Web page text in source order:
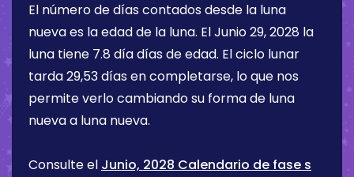
El número de días contados desde la luna
nueva es la edad de la luna. ElJunio 29, 2028 la
luna tiene 7.8 díadías de edad. El ciclo lunar
tarda 29,53 días en completarse, lo que nos
permite verlo cambiando su forma de luna
nueva a luna nueva.
Consulte el Junio, 2028 Calendario de fase s